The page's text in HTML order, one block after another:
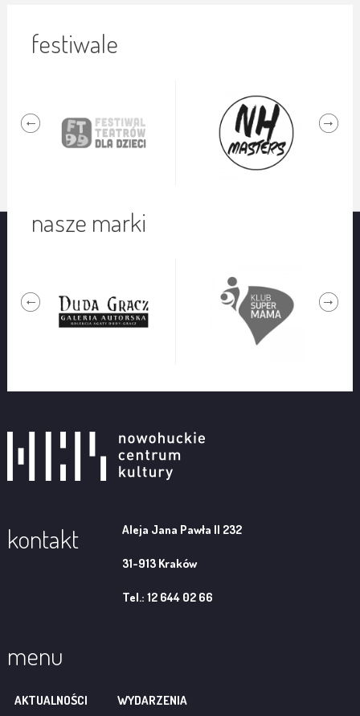
festiwale
nasze marki
kontakt Aleja Jana Pawła II 232
31-913 Kraków
Tel.: 12 644 02 66
menu
AKTUALNOŚCI
WYDARZENIA